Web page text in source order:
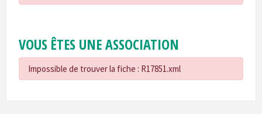
VOUS ÊTES UNE ASSOCIATION
Impossible de trouver la fiche : R17851.xml